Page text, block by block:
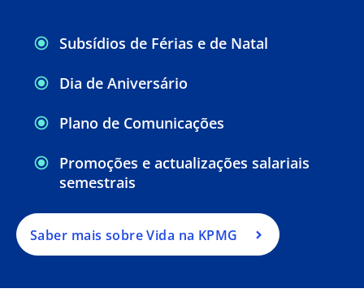
Subsídios de Férias e de Natal
Dia de Aniversário
Plano de Comunicações
Promoções e actualizações salariais
semestrais
Saber mais sobre Vida na KPMG